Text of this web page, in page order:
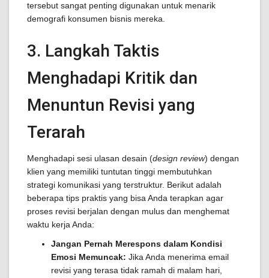
tersebut sangat penting digunakan untuk menarik
demografi konsumen bisnis mereka.
3. Langkah Taktis
Menghadapi Kritik dan
Menuntun Revisi yang
Terarah
Menghadapi sesi ulasan desain (design review) dengan
klien yang memiliki tuntutan tinggi membutuhkan
strategi komunikasi yang terstruktur. Berikut adalah
beberapa tips praktis yang bisa Anda terapkan agar
proses revisi berjalan dengan mulus dan menghemat
waktu kerja Anda:
Jangan Pernah Merespons dalam Kondisi
Emosi Memuncak: Jika Anda menerima email
revisi yang terasa tidak ramah di malam hari,